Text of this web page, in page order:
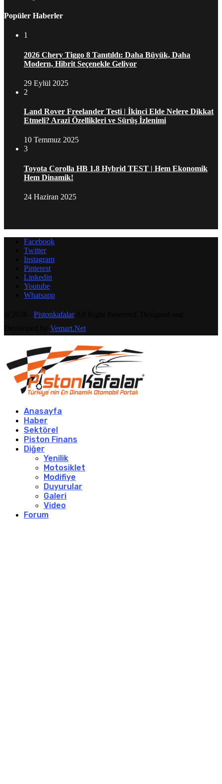
Popüler Haberler
1
2026 Chery Tiggo 8 Tanıtıldı: Daha Büyük, Daha
Modern, Hibrit Seçenekle Geliyor
29 Eylül 2025
2
Land Rover Freelander Testi | İkinci Elde Nelere Dikkat
Etmeli? Arazi Özellikleri ve Sürüş İzlenimi
10 Temmuz 2025
3
Toyota Corolla HB 1.8 Hybrid TEST | Hem Ekonomik
Hem Dinamik!
24 Haziran 2025
Facebook
Twitter
Instagram
Pinterest
Linkedin
Youtube
Whatsapp
PistonkafalarAll Right Reserved. Designed and
Vemart.Net
Anasayfa
Haber
Sektörel
Piston Finans
Diğer
Yenilik
Motosiklet
Modifiye
Duyurular
Galeri
Video
Forum